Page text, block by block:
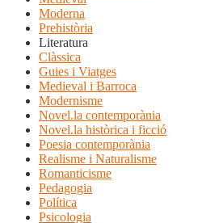
Moderna
Prehistòria
Literatura
Clàssica
Guies i Viatges
Medieval i Barroca
Modernisme
Novel.la contemporània
Novel.la històrica i ficció
Poesia contemporània
Realisme i Naturalisme
Romanticisme
Pedagogia
Política
Psicologia